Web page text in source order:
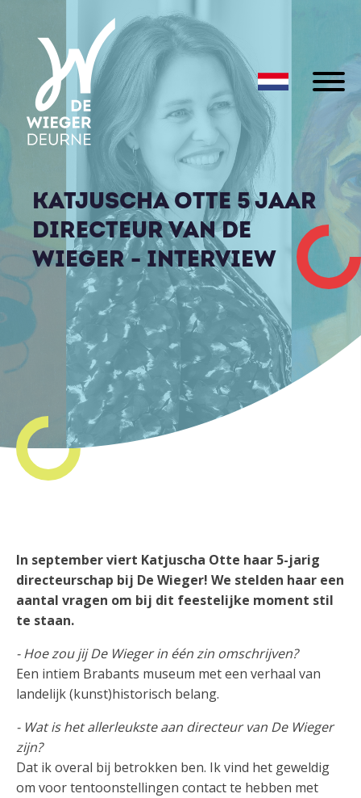
KATJUSCHA OTTE 5 JAAR
DIRECTEUR VAN DE
WIEGER - INTERVIEW
In september viert Katjuscha Otte haar 5-jarig
directeurschap bij De Wieger! We stelden haar een
aantal vragen om bij dit feestelijke moment stil
te staan.
- Hoe zou jij De Wieger in één zin omschrijven?
Een intiem Brabants museum met een verhaal van
landelijk (kunst)historisch belang.
- Wat is het allerleukste aan directeur van De Wieger
zijn?
Dat ik overal bij betrokken ben. Ik vind het geweldig
om voor tentoonstellingen contact te hebben met